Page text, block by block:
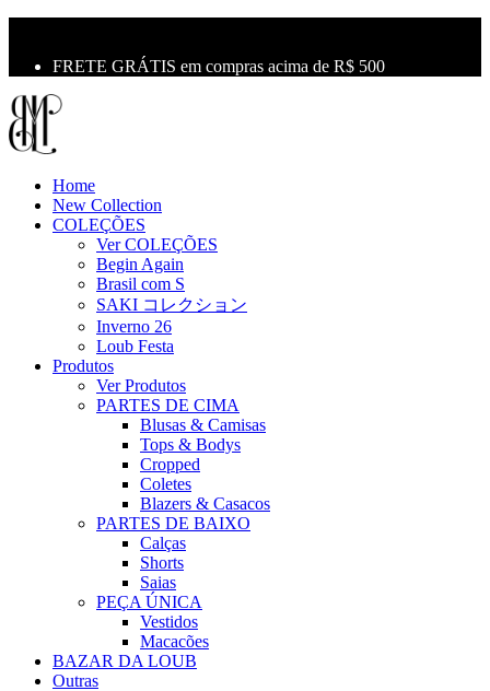
FRETE GRÁTIS em compras acima de R$ 500
Home
New Collection
COLEÇÕES
Ver COLEÇÕES
Begin Again
Brasil com S
SAKI コレクション
Inverno 26
Loub Festa
Produtos
Ver Produtos
PARTES DE CIMA
Blusas & Camisas
Tops & Bodys
Cropped
Coletes
Blazers & Casacos
PARTES DE BAIXO
Calças
Shorts
Saias
PEÇA ÚNICA
Vestidos
Macacões
BAZAR DA LOUB
Outras